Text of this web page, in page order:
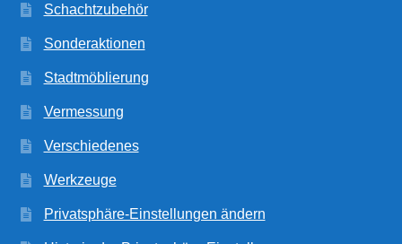
Schachtzubehör
Sonderaktionen
Stadtmöblierung
Vermessung
Verschiedenes
Werkzeuge
Privatsphäre-Einstellungen ändern